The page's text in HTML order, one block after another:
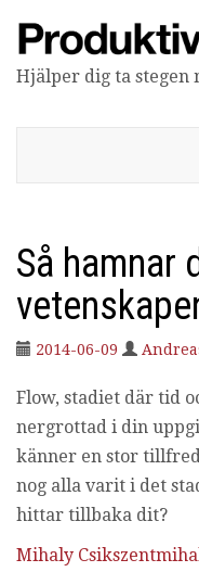
Hjälper dig ta stegen
Så hamnar
2014-06-09
Flow, stadiet där tid
nergrottad i din
känner en stor
nog alla varit i det
hittar tillbaka dit?
Mihaly